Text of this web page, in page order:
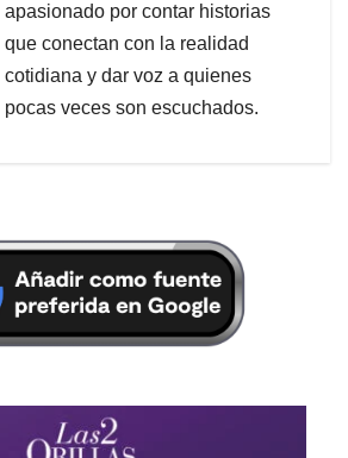
apasionado por contar historias
que conectan con la realidad
cotidiana y dar voz a quienes
pocas veces son escuchados.